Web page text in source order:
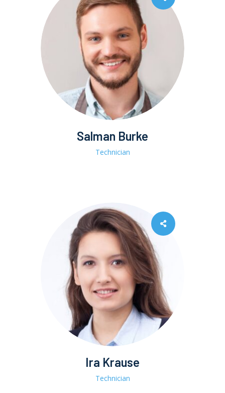
Salman Burke
Technician
Ira Krause
Technician